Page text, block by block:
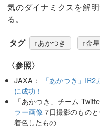
気のダイナミクスを解
る。
タグ あかつき 金星
〈参照〉
JAXA：
「あかつき」
に成功！
「あかつき」チーム
ラー画像 7日撮影のもの
着色したもの